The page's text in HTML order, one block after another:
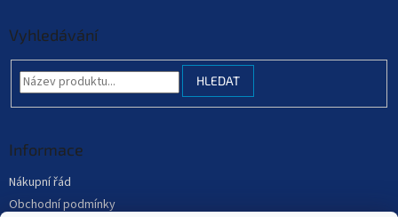
Vyhledávání
HLEDAT
Informace
Nákupní řád
Obchodní podmínky